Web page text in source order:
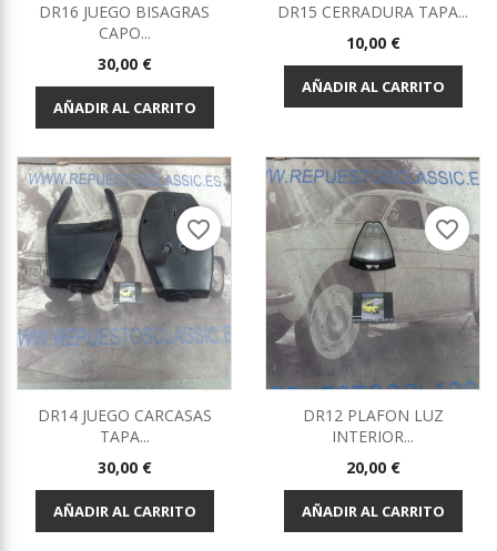
DR16 JUEGO BISAGRAS
CAPO...
Precio
30,00 €
AÑADIR AL CARRITO
DR15 CERRADURA TAPA...
Precio
10,00 €
AÑADIR AL CARRITO
DR14 JUEGO CARCASAS
TAPA...
Precio
30,00 €
AÑADIR AL CARRITO
favorite_border
DR12 PLAFON LUZ
INTERIOR...
Precio
20,00 €
AÑADIR AL CARRITO
favorite_border